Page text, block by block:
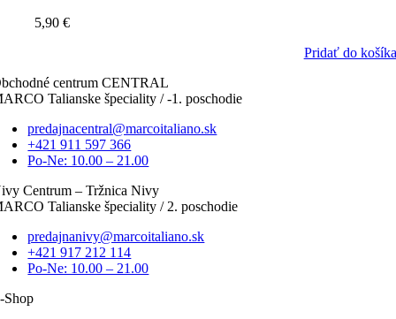
5,90€
Pridať do košíka
centrum CENTRAL
Talianske špeciality / -1. poschodie
predajnacentral@marcoitaliano.sk
+421 911 597 366
Po-Ne: 10.00 – 21.00
Centrum – Tržnica Nivy
Talianske špeciality / 2. poschodie
predajnanivy@marcoitaliano.sk
+421 917 212 114
Po-Ne: 10.00 – 21.00
Shop